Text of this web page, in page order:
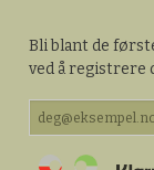
Bli blant de
ved å registrere